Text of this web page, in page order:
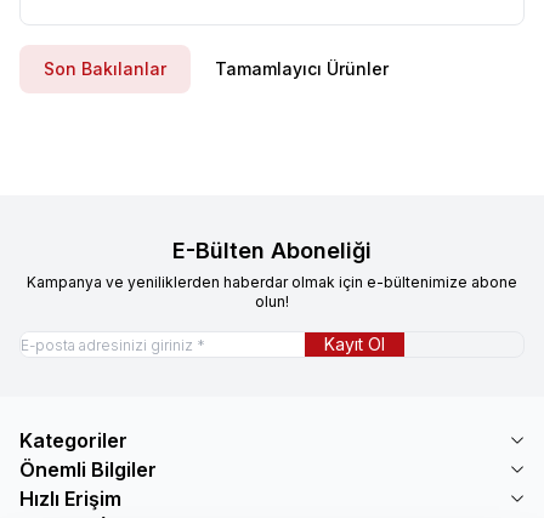
Son Bakılanlar Tamamlayıcı Ürünler
E-Bülten Aboneliği
Kampanya ve yeniliklerden haberdar olmak için e-bültenimize abone
olun!
Kayıt Ol
Kategoriler
Önemli Bilgiler
Hızlı Erişim